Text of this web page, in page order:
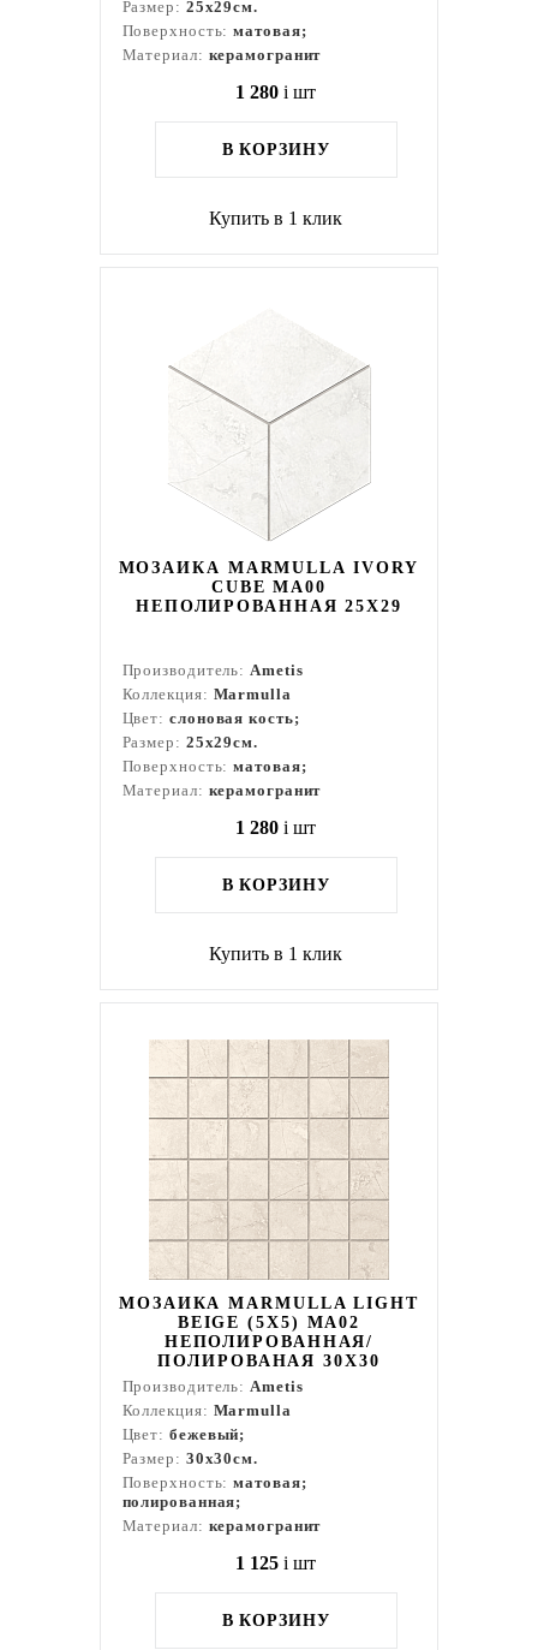
Размер: 25x29см.
Поверхность:матовая;
Материал: керамогранит
1 280 i шт
В КОРЗИНУ
Купить в 1 клик
МОЗАИКА MARMULLA IVORY
CUBE MA00
НЕПОЛИРОВАННАЯ 25X29
Производитель:Ametis
Коллекция: Marmulla
Цвет: слоновая кость;
Размер: 25x29см.
Поверхность:матовая;
Материал: керамогранит
1 280 i шт
В КОРЗИНУ
Купить в 1 клик
МОЗАИКА MARMULLA LIGHT
BEIGE (5Х5) MA02
НЕПОЛИРОВАННАЯ/
ПОЛИРОВАНАЯ 30X30
Производитель:Ametis
Коллекция: Marmulla
Цвет: бежевый;
Размер: 30x30см.
Поверхность:матовая;
полированная;
Материал: керамогранит
1 125 i шт
В КОРЗИНУ